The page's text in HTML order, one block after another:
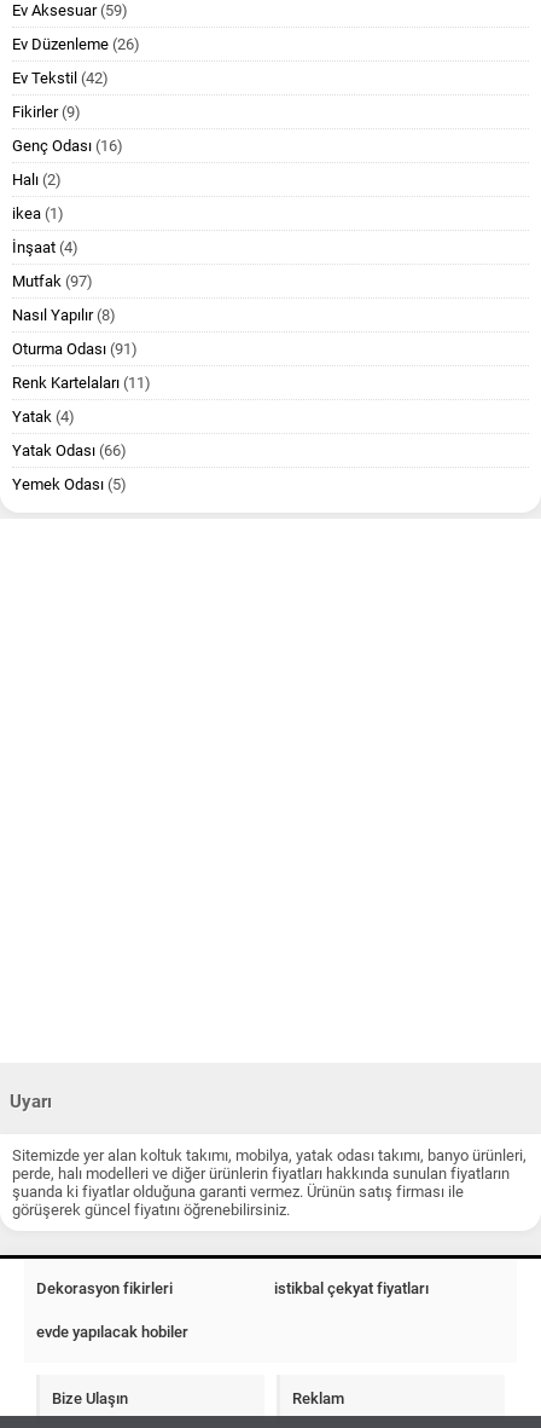
Ev Aksesuar(59)
Ev Düzenleme (26)
Ev Tekstil (42)
Fikirler(9)
Genç Odası (16)
Halı (2)
ikea (1)
İnşaat (4)
Mutfak (97)
Nasıl Yapılır(8)
Oturma Odası (91)
Renk Kartelaları (11)
Yatak (4)
Yatak Odası (66)
Yemek Odası (5)
Uyarı
Sitemizde yer alan koltuk takımı, mobilya, yatak odası takımı, banyo ürünleri,
perde, halı modelleri ve diğer ürünlerin fiyatları hakkında sunulan fiyatların
şuanda ki fiyatlar olduğuna garanti vermez. Ürünün satış firması ile
görüşerek güncel fiyatını öğrenebilirsiniz.
Dekorasyon fikirleri istikbal çekyat fiyatları
evde yapılacak hobiler
Bize Ulaşın Reklam